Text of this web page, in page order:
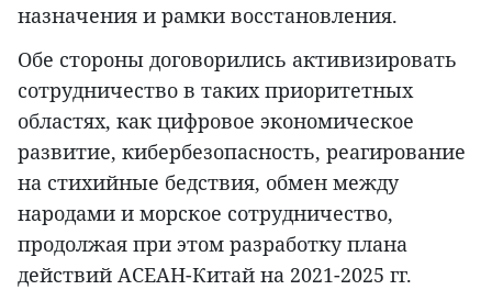
назначения и рамки восстановления.
Обе стороны договорились активизировать
сотрудничество в таких приоритетных
областях, как цифровое экономическое
развитие, кибербезопасность, реагирование
на стихийные бедствия, обмен между
народами и морское сотрудничество,
продолжая при этом разработку плана
действий АСЕАН-Китай на 2021-2025 гг.